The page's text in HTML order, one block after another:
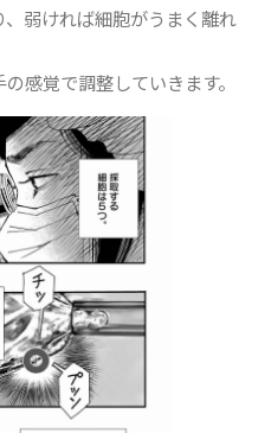
弱ければ細胞がうまく離れ
感覚で調整していきます。